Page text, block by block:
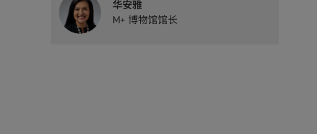
华安雅
M+ 博物馆馆长